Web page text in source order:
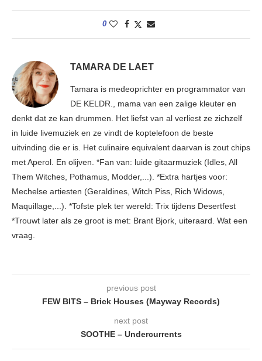
0
TAMARA DE LAET
Tamara is medeoprichter en programmator van
DE KELDR., mama van een zalige kleuter en
denkt dat ze kan drummen. Het liefst van al verliest ze zichzelf
in luide livemuziek en ze vindt de koptelefoon de beste
uitvinding die er is. Het culinaire equivalent daarvan is zout chips
met Aperol. En olijven. *Fan van: luide gitaarmuziek (Idles, All
Them Witches, Pothamus, Modder,...). *Extra hartjes voor:
Mechelse artiesten (Geraldines, Witch Piss, Rich Widows,
Maquillage,...). *Tofste plek ter wereld: Trix tijdens Desertfest
*Trouwt later als ze groot is met: Brant Bjork, uiteraard. Wat een
vraag.
previous post
FEW BITS – Brick Houses (Mayway Records)
next post
SOOTHE – Undercurrents